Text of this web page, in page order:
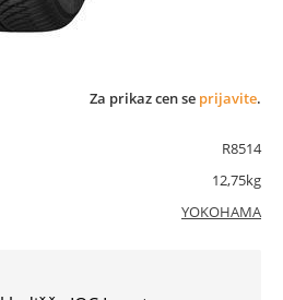
Za prikaz cen se prijavite.
R8514
12,75kg
YOKOHAMA